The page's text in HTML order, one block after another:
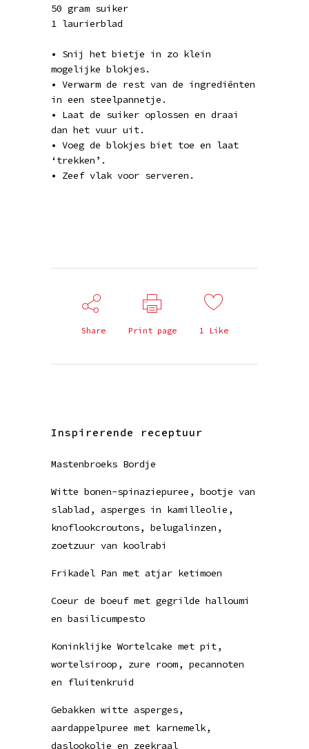
50 gram suiker
1 laurierblad
• Snij het bietje in zo klein
mogelijke blokjes.
• Verwarm de rest van de ingrediënten
in een steelpannetje.
• Laat de suiker oplossen en draai
dan het vuur uit.
• Voeg de blokjes biet toe en laat
‘trekken’.
• Zeef vlak voor serveren.
Share Print page 1 Like
Inspirerende receptuur
Mastenbroeks Bordje
Witte bonen-spinaziepuree, bootje van
slablad, asperges in kamilleolie,
knoflookcroutons, belugalinzen,
zoetzuur van koolrabi
Frikadel Pan met atjar ketimoen
Coeur de boeuf met gegrilde halloumi
en basilicumpesto
Koninklijke Wortelcake met pit,
wortelsiroop, zure room, pecannoten
en fluitenkruid
Gebakken witte asperges,
aardappelpuree met karnemelk,
daslookolie en zeekraal